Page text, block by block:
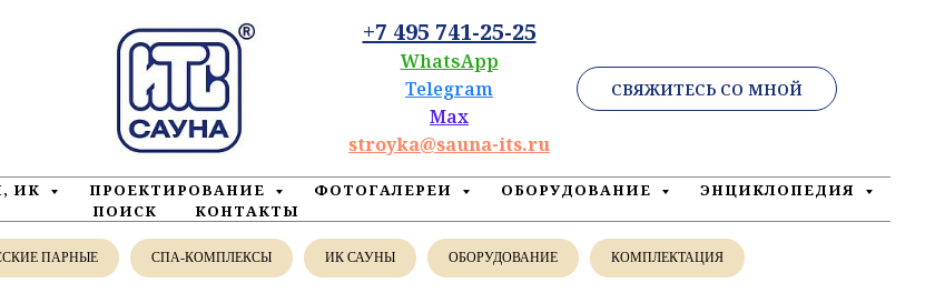
+7 495 741-25-25
WhatsApp
Telegram
Max
stroyka@sauna-its.ru
СВЯЖИТЕСЬ СО МНОЙ
ИК ПРОЕКТИРОВАНИЕ ФОТОГАЛЕРЕИ ОБОРУДОВАНИЕ
ЭНЦИКЛОПЕДИЯ
ПОИСК
КОНТАКТЫ
ПАРНЫЕ СПА-КОМПЛЕКСЫ ИК САУНЫ ОБОРУДОВАНИЕ КОМПЛЕКТАЦИЯ